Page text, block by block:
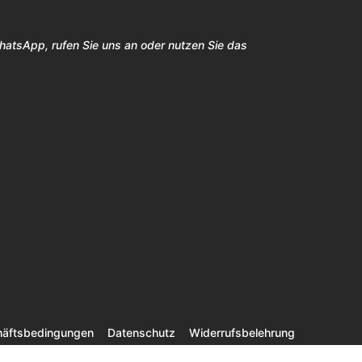
rufen Sie uns an oder nutzen Sie das
Datenschutz
Widerrufsbelehrung